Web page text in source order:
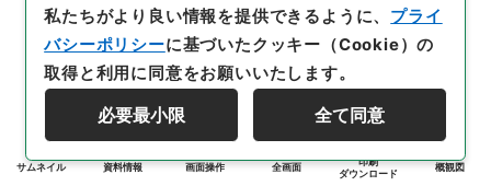
サムネイル 資料情報 画面操作 全画面
印刷
ダウンロード
概観図
私たちがより良い情報を提供できるように、 プライ
バシーポリシーに基づいたクッキー（Cookie）の
取得と利用に同意をお願いいたします。
必要最小限 全て同意